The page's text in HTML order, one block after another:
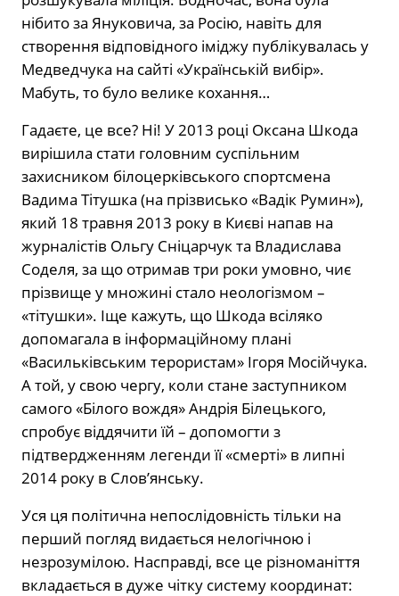
нібито за Януковича, за Росію, навіть для
створення відповідного іміджу публікувалась у
Медведчука на сайті «Українській вибір».
Мабуть, то було велике кохання…
Гадаєте, це все? Ні! У 2013 році Оксана Шкода
вирішила стати головним суспільним
захисником білоцерківського спортсмена
Вадима Тітушка (на прізвисько «Вадік Румин»),
який 18 травня 2013 року в Києві напав на
журналістів Ольгу Сніцарчук та Владислава
Соделя, за що отримав три роки умовно, чиє
прізвище у множині стало неологізмом –
«тітушки». Іще кажуть, що Шкода всіляко
допомагала в інформаційному плані
«Васильківським терористам» Ігоря Мосійчука.
А той, у свою чергу, коли стане заступником
самого «Білого вождя» Андрія Білецького,
спробує віддячити їй – допомогти з
підтвердженням легенди її «смерті» в липні
2014 року в Слов’янську.
Уся ця політична непослідовність тільки на
перший погляд видається нелогічною і
незрозумілою. Насправді, все це різноманіття
вкладається в дуже чітку систему координат: